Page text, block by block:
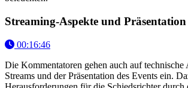
Streaming-Aspekte und Präsentation
00:16:46
Die Kommentatoren gehen auch auf technische
Streams und der Präsentation des Events ein.